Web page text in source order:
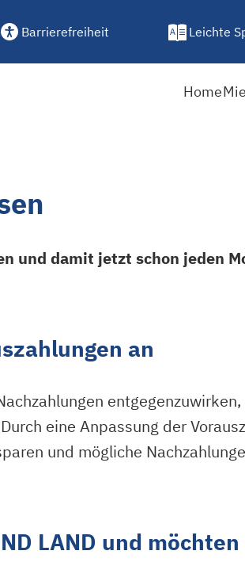
Barrierefreiheit Leichte
Home
und damit jetzt schon jeden
an
eine Anpassung der
und mögliche
LAND und